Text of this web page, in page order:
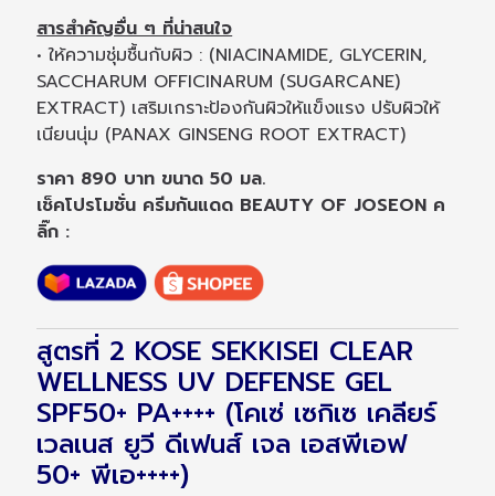
สารสำคัญอื่น ๆ ที่น่าสนใจ
• ให้ความชุ่มชื้นกับผิว : (NIACINAMIDE, GLYCERIN,
SACCHARUM OFFICINARUM (SUGARCANE)
EXTRACT) เสริมเกราะป้องกันผิวให้แข็งแรง ปรับผิวให้
เนียนนุ่ม (PANAX GINSENG ROOT EXTRACT)
ราคา 890 บาท ขนาด 50 มล.
เช็คโปรโมชั่น ครีมกันแดด BEAUTY OF JOSEON ค
ลิ๊ก :
สูตรที่ 2 KOSE SEKKISEI CLEAR
WELLNESS UV DEFENSE GEL
SPF50+ PA++++ (โคเซ่ เซกิเซ เคลียร์
เวลเนส ยูวี ดีเฟนส์ เจล เอสพีเอฟ
50+ พีเอ++++)